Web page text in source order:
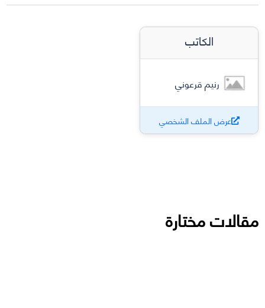
الكاتب
رنيم قرعوني
عرض الملف الشخصي
مقالات مختارة